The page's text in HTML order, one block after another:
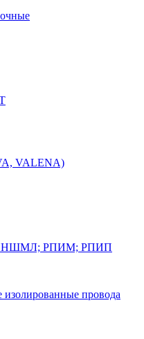
VALENA)
РПИМ; РПИП
провода